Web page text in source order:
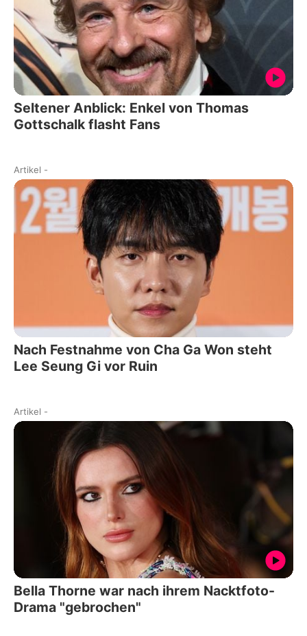
Seltener Anblick: Enkel von Thomas
Gottschalk flasht Fans
Artikel -
Nach Festnahme von Cha Ga Won steht
Lee Seung Gi vor Ruin
Artikel -
Bella Thorne war nach ihrem Nacktfoto-
Drama "gebrochen"